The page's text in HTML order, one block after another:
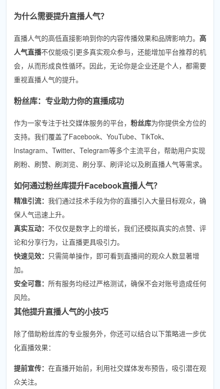
为什么需要提升直播人气？
直播人气的高低直接影响到你的内容传播效果和品牌影响力。 高
人气直播不仅能吸引更多真实观众参与，还能增加平台推荐的机
会，从而形成良性循环。因此，无论你是企业还是个人，都需要
重视直播人气的提升。
粉丝库：专业助力你的直播成功
作为一家专注于社交媒体服务的平台， 粉丝库为你提供全方位的
支持。我们覆盖了Facebook、YouTube、TikTok、
Instagram、Twitter、Telegram等多个主流平台，帮助用户实现
刷粉、刷赞、刷浏览、刷分享、刷评论以及刷直播人气等需求。
如何通过粉丝库提升Facebook直播人气？
精准引流： 我们通过技术手段为你的直播引入大量目标观众，确
保人气迅速上升。
真实互动： 不仅仅是数字上的增长，我们还模拟真实的点赞、评
论和分享行为，让直播更具吸引力。
快速见效： 只需简单操作，即可看到直播间的观众人数显著增
加。
安全可靠： 所有服务均经过严格测试，确保不会对账号造成任何
风险。
其他提升直播人气的小技巧
除了借助粉丝库的专业服务外，你还可以结合以下策略进一步优
化直播效果：
提前宣传： 在直播开始前，利用社交媒体发布预告，吸引潜在观
众关注。